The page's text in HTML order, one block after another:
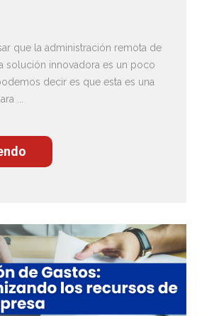
que la administración remota de
solución innovadora es un poco
decir es que esta es una
...